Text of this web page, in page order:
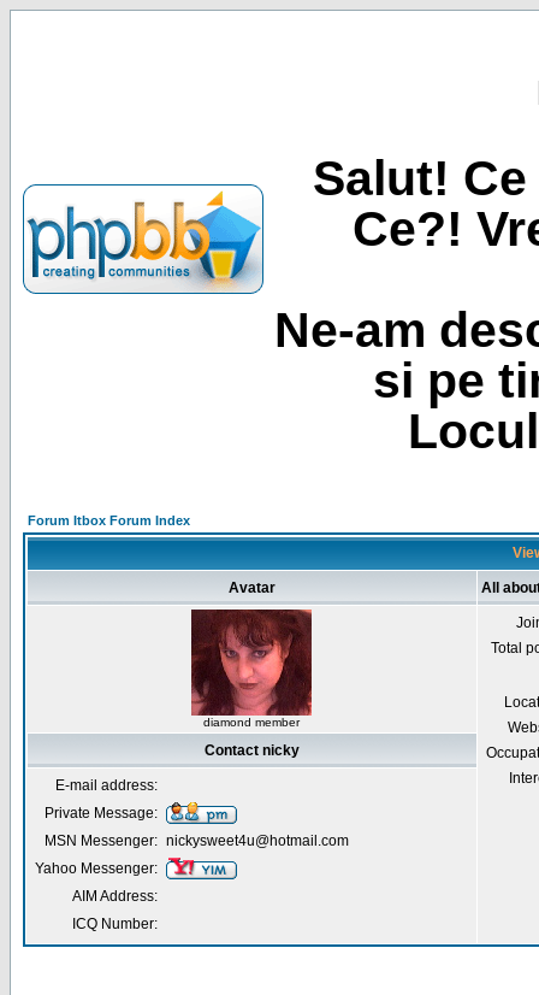
Salut!
Ce?!
Ne-am
si pe
Forum Itbox Forum Index
Avatar All
diamond member
Total
Contact nicky
E-mail address:
Private Message:
MSN Messenger: nickysweet4u@hotmail.com
Yahoo Messenger:
AIM Address:
ICQ Number: